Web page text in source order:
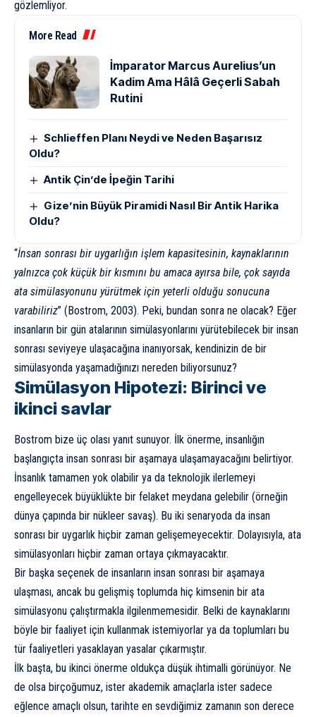
gözlemliyor.
More Read
İmparator Marcus Aurelius’un
Kadim Ama Hâlâ Geçerli Sabah
Rutini
Schlieffen Planı Neydi ve Neden Başarısız
Oldu?
Antik Çin’de İpeğin Tarihi
Gize’nin Büyük Piramidi Nasıl Bir Antik Harika
Oldu?
“İnsan sonrası bir uygarlığın işlem kapasitesinin, kaynaklarının
yalnızca çok küçük bir kısmını bu amaca ayırsa bile, çok sayıda
ata simülasyonunu yürütmek için yeterli olduğu sonucuna
varabiliriz” (Bostrom, 2003). Peki, bundan sonra ne olacak? Eğer
insanların bir gün atalarının simülasyonlarını yürütebilecek bir insan
sonrası seviyeye ulaşacağına inanıyorsak, kendinizin de bir
simülasyonda yaşamadığınızı nereden biliyorsunuz?
Simülasyon Hipotezi: Birinci ve
ikinci savlar
Bostrom bize üç olası yanıt sunuyor. İlk önerme, insanlığın
başlangıçta insan sonrası bir aşamaya ulaşamayacağını belirtiyor.
İnsanlık tamamen yok olabilir ya da teknolojik ilerlemeyi
engelleyecek büyüklükte bir felaket meydana gelebilir (örneğin
dünya çapında bir nükleer savaş). Bu iki senaryoda da insan
sonrası bir uygarlık hiçbir zaman gelişemeyecektir. Dolayısıyla, ata
simülasyonları hiçbir zaman ortaya çıkmayacaktır.
Bir başka seçenek de insanların insan sonrası bir aşamaya
ulaşması, ancak bu gelişmiş toplumda hiç kimsenin bir ata
simülasyonu çalıştırmakla ilgilenmemesidir. Belki de kaynaklarını
böyle bir faaliyet için kullanmak istemiyorlar ya da toplumları bu
tür faaliyetleri yasaklayan yasalar çıkarmıştır.
İlk başta, bu ikinci önerme oldukça düşük ihtimalli görünüyor. Ne
de olsa birçoğumuz, ister akademik amaçlarla ister sadece
eğlence amaçlı olsun, tarihte en sevdiğimiz zamanın son derece